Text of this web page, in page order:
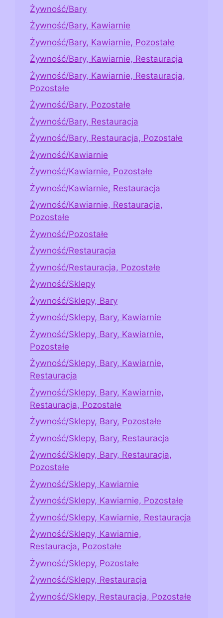
Żywność/Bary
Żywność/Bary, Kawiarnie
Żywność/Bary, Kawiarnie, Pozostałe
Żywność/Bary, Kawiarnie, Restauracja
Żywność/Bary, Kawiarnie, Restauracja,
Pozostałe
Żywność/Bary, Pozostałe
Żywność/Bary, Restauracja
Żywność/Bary, Restauracja, Pozostałe
Żywność/Kawiarnie
Żywność/Kawiarnie, Pozostałe
Żywność/Kawiarnie, Restauracja
Żywność/Kawiarnie, Restauracja,
Pozostałe
Żywność/Pozostałe
Żywność/Restauracja
Żywność/Restauracja, Pozostałe
Żywność/Sklepy
Żywność/Sklepy, Bary
Żywność/Sklepy, Bary, Kawiarnie
Żywność/Sklepy, Bary, Kawiarnie,
Pozostałe
Żywność/Sklepy, Bary, Kawiarnie,
Restauracja
Żywność/Sklepy, Bary, Kawiarnie,
Restauracja, Pozostałe
Żywność/Sklepy, Bary, Pozostałe
Żywność/Sklepy, Bary, Restauracja
Żywność/Sklepy, Bary, Restauracja,
Pozostałe
Żywność/Sklepy, Kawiarnie
Żywność/Sklepy, Kawiarnie, Pozostałe
Żywność/Sklepy, Kawiarnie, Restauracja
Żywność/Sklepy, Kawiarnie,
Restauracja, Pozostałe
Żywność/Sklepy, Pozostałe
Żywność/Sklepy, Restauracja
Żywność/Sklepy, Restauracja, Pozostałe